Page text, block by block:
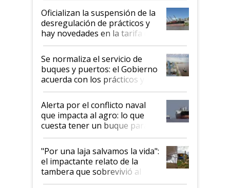
Oficializan la suspensión de la
desregulación de prácticos y
hay novedades en la tarifa de
la hidrovía
Se normaliza el servicio de
buques y puertos: el Gobierno
acuerda con los prácticos y
suspende el decreto de
desregulación
Alerta por el conflicto naval
que impacta al agro: lo que
cuesta tener un buque parado
y el peligro de que Argentina
pase a ser "país sucio"
"Por una laja salvamos la vida":
el impactante relato de la
tambera que sobrevivió al
tornado